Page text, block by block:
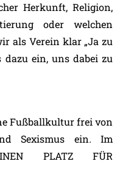
Herkunft, Religion,
oder welchen
als Verein klar „Ja zu
ein, uns dabei zu
Fußballkultur frei von
Sexismus ein. Im
PLATZ FÜR